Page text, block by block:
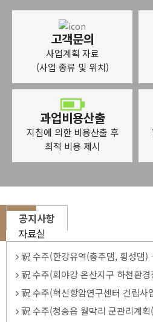
고객문의
사업계획 자료
(사업 종류 및 위치)
과업비용산출
지침에 의한 비용산출 후
최적 비용 제시
공지사항
자료실
祝 수주(한강유역(충주댐, 횡성댐
祝 수주(회야강 온산지구 하천환
祝 수주(혁신항암연구센터 건립
祝 수주(청송읍 월막리 군관리계